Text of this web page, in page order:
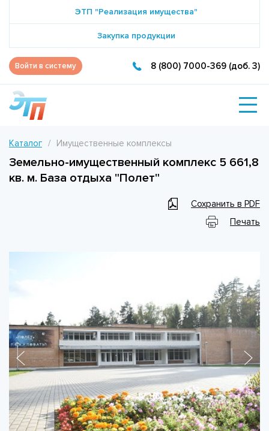
ЭТП "Реализация имущества"
Закупка продукции
Войти в систему 8 (800) 7000-369 (доб. 3)
Каталог Имущественные комплексы
Земельно-имущественный комплекс 5 661,8
кв. м. База отдыха "Полет"
Сохранить в PDF
Печать